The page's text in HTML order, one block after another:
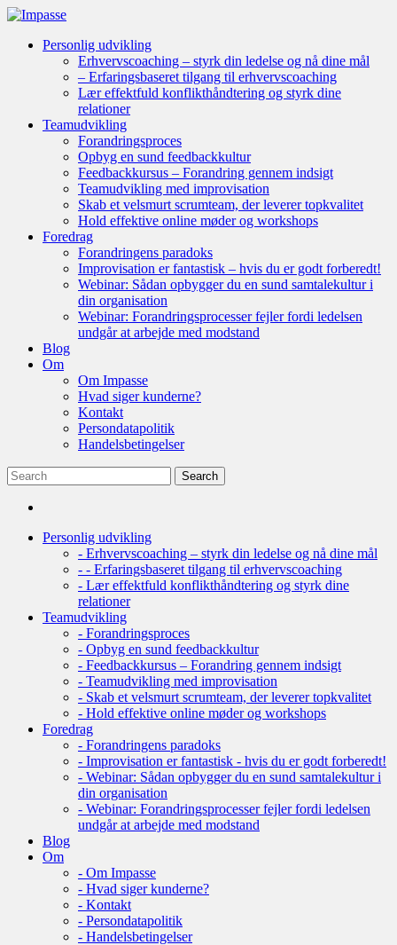
Personlig udvikling
Erhvervscoaching – styrk din ledelse og nå dine mål
– Erfaringsbaseret tilgang til erhvervscoaching
Lær effektfuld konflikthåndtering og styrk dine
relationer
Teamudvikling
Forandringsproces
Opbyg en sund feedbackkultur
Feedbackkursus – Forandring gennem indsigt
Teamudvikling med improvisation
Skab et velsmurt scrumteam, der leverer topkvalitet
Hold effektive online møder og workshops
Foredrag
Forandringens paradoks
Improvisation er fantastisk – hvis du er godt forberedt!
Webinar: Sådan opbygger du en sund samtalekultur i
din organisation
Webinar: Forandringsprocesser fejler fordi ledelsen
undgår at arbejde med modstand
Blog
Om
Om Impasse
Hvad siger kunderne?
Kontakt
Persondatapolitik
Handelsbetingelser
Personlig udvikling
- Erhvervscoaching – styrk din ledelse og nå dine mål
- - Erfaringsbaseret tilgang til erhvervscoaching
- Lær effektfuld konflikthåndtering og styrk dine
relationer
Teamudvikling
- Forandringsproces
- Opbyg en sund feedbackkultur
- Feedbackkursus – Forandring gennem indsigt
- Teamudvikling med improvisation
- Skab et velsmurt scrumteam, der leverer topkvalitet
- Hold effektive online møder og workshops
Foredrag
- Forandringens paradoks
- Improvisation er fantastisk - hvis du er godt forberedt!
- Webinar: Sådan opbygger du en sund samtalekultur i
din organisation
- Webinar: Forandringsprocesser fejler fordi ledelsen
undgår at arbejde med modstand
Blog
Om
- Om Impasse
- Hvad siger kunderne?
- Kontakt
- Persondatapolitik
- Handelsbetingelser